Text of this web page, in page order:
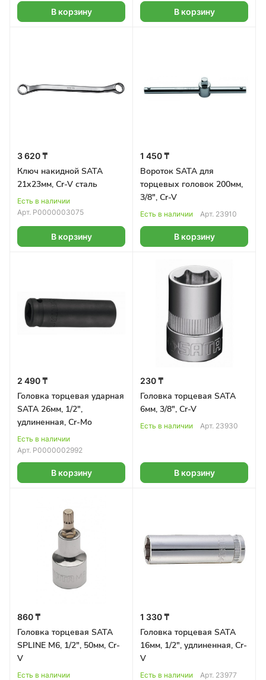
В корзину В корзину
3 620 ₸
Ключ накидной SATA
21х23мм, Cr-V сталь
Есть в наличии
Арт. Р0000003075
В корзину
1 450 ₸
Вороток SATA для
торцевых головок 200мм,
3/8", Cr-V
Есть в наличии Арт. 23910
В корзину
2 490 ₸
Головка торцевая ударная
SATA 26мм, 1/2",
удлиненная, Cr-Mo
Есть в наличии
Арт. Р0000002992
В корзину
230 ₸
Головка торцевая SATA
6мм, 3/8", Cr-V
Есть в наличии Арт. 23930
В корзину
860 ₸
Головка торцевая SATA
SPLINE М6, 1/2", 50мм, Cr-
V
Есть в наличии
1 330 ₸
Головка торцевая SATA
16мм, 1/2", удлиненная, Cr-
V
Есть в наличии Арт. 23977